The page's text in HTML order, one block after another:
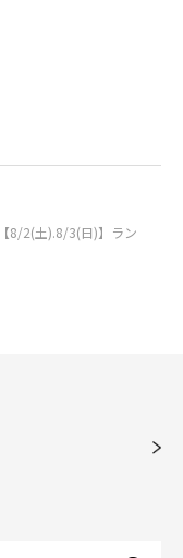
【8/2(土).8/3(日)】ラン